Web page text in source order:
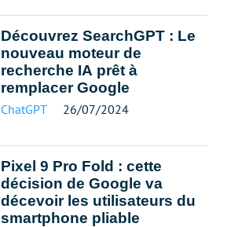
Découvrez SearchGPT : Le
nouveau moteur de
recherche IA prêt à
remplacer Google
ChatGPT 26/07/2024
Pixel 9 Pro Fold : cette
décision de Google va
décevoir les utilisateurs du
smartphone pliable